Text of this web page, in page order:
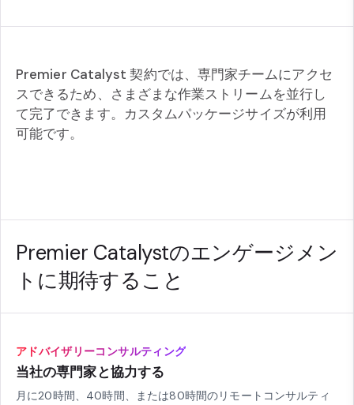
Premier Catalyst 契約では、専門家チームにアクセ
スできるため、さまざまな作業ストリームを並行し
て完了できます。カスタムパッケージサイズが利用
可能です。
Premier Catalystのエンゲージメン
トに期待すること
アドバイザリーコンサルティング
当社の専門家と協力する
月に20時間、40時間、または80時間のリモートコンサルティ